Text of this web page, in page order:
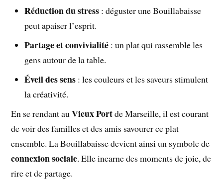
Réduction du stress : déguster une Bouillabaisse
peut apaiser l’esprit.
Partage et convivialité : un plat qui rassemble les
gens autour de la table.
Éveil des sens : les couleurs et les saveurs stimulent
la créativité.
En se rendant auVieux Portde Marseille, il est courant
de voir des familles et des amis savourer ce plat
ensemble. La Bouillabaisse devient ainsi un symbole de
connexion sociale. Elle incarne des moments de joie, de
rire et de partage.